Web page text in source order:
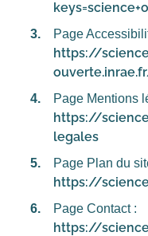
Page
https://
Page Mentions
https://
legales
Page Plan du
https://
Page Contact :
https://